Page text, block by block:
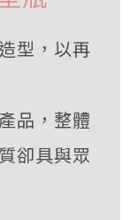
型，以再
品，整體
卻具與眾